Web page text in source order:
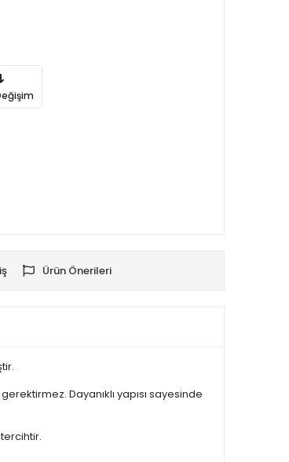
Ürün Önerileri
Dayanıklı yapısı sayesinde